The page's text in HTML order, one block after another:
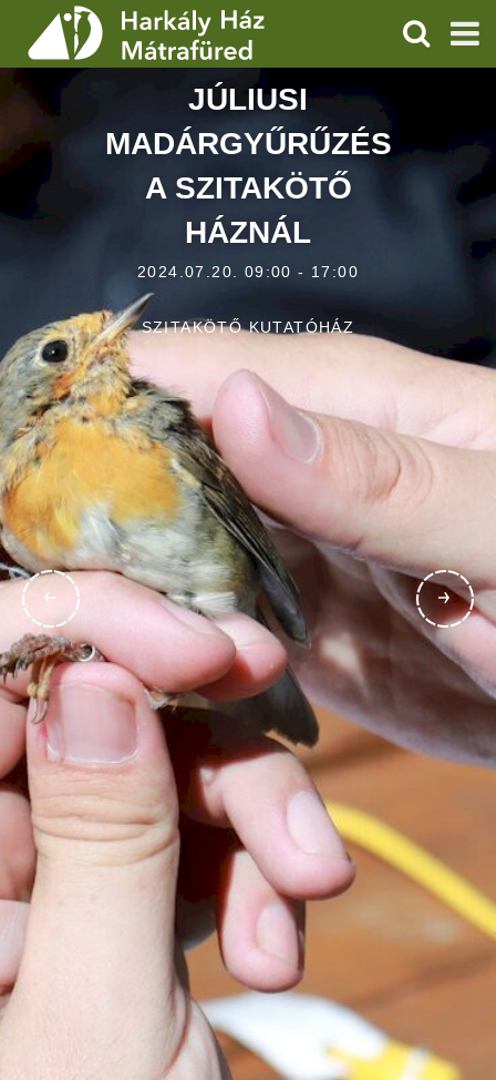
SZOLGÁLTATÁSOK
PROGRAMOK
HÍREK
ÁRAK, NYITVATARTÁS
KERESÉS
JÚLIUSI
MADÁRGYŰRŰZÉS
A SZITAKÖTŐ
HÁZNÁL
2024.07.20. 09:00 - 17:00
SZITAKÖTŐ KUTATÓHÁZ